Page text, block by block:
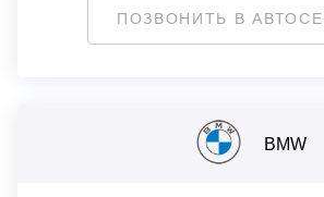
ПОЗВОНИТЬ В
BMW